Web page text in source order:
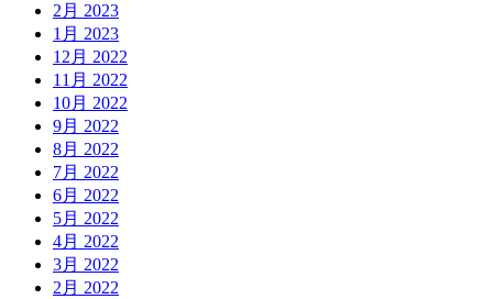
2月 2023
1月 2023
12月 2022
11月 2022
10月 2022
9月 2022
8月 2022
7月 2022
6月 2022
5月 2022
4月 2022
3月 2022
2月 2022